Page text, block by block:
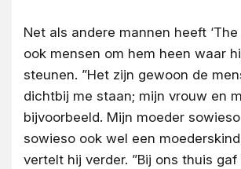
Net als andere mannen heeft ‘The
ook mensen om hem heen waar
steunen. ”Het zijn gewoon de
dichtbij me staan; mijn vrouw en
bijvoorbeeld. Mijn moeder
sowieso ook wel een
vertelt hij verder. ”Bij ons thuis